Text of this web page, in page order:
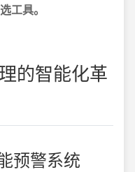
工具。
的智能化革
预警系统